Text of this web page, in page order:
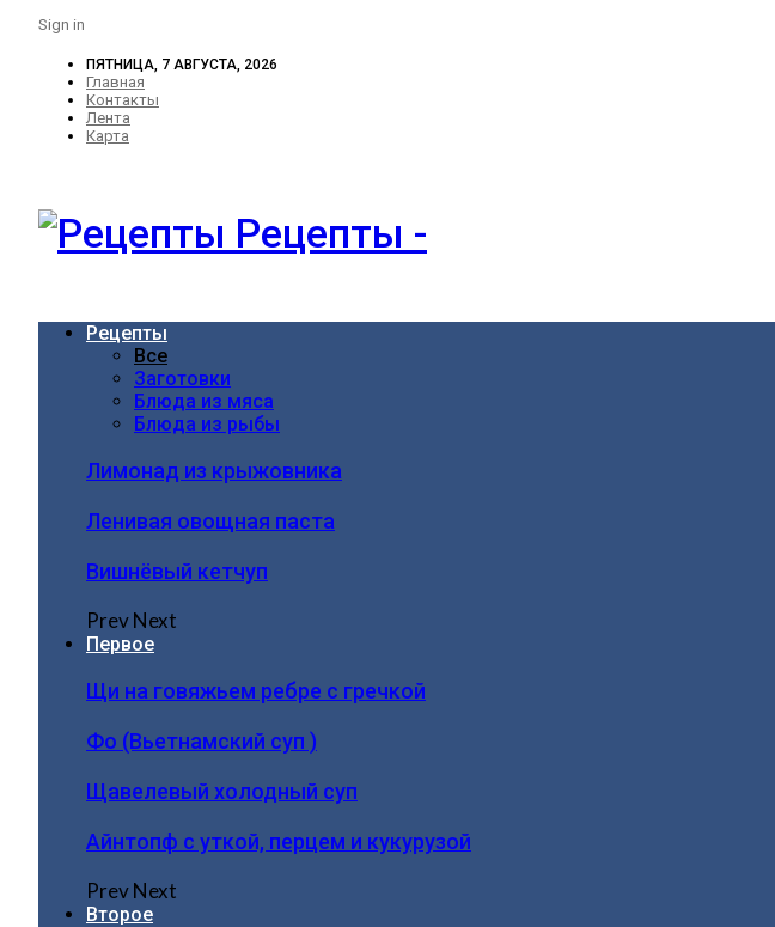
Sign in
ПЯТНИЦА, 7 АВГУСТА, 2026
Главная
Контакты
Лента
Карта
Рецепты -
Рецепты
Все
Заготовки
Блюда из мяса
Блюда из рыбы
Лимонад из крыжовника
Ленивая овощная паста
Вишнёвый кетчуп
PrevNext
Первое
Щи на говяжьем ребре с гречкой
Фо (Вьетнамский суп )
Щавелевый холодный суп
Айнтопф с уткой, перцем и кукурузой
PrevNext
Второе